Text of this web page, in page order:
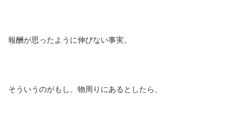
報酬が思ったように伸びない事実。
そういうのがもし、物周りにあるとしたら、